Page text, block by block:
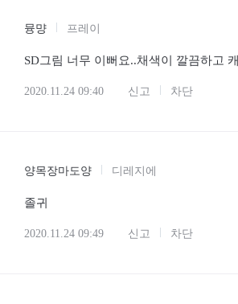
뮹먕 프레이
SD그림 너무 이뻐요..채색이 깔끔하고
2020.11.24 09:40 신고 차단
양목장마도양 디레지에
졸귀
2020.11.24 09:49 신고 차단